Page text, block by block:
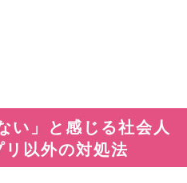
い」と感じる社会人
以外の対処法